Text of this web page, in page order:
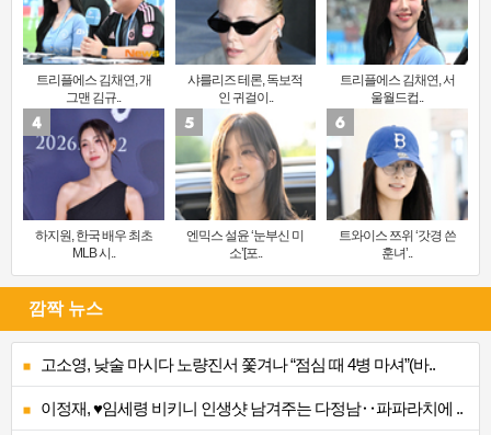
트리플에스 김채연, 개
그맨 김규..
샤를리즈 테론, 독보적
인 귀걸이..
트리플에스 김채연, 서
울월드컵..
하지원, 한국 배우 최초
MLB 시..
엔믹스 설윤 ‘눈부신 미
소’[포..
트와이스 쯔위 ‘갓경 쓴
훈녀’..
깜짝 뉴스
고소영, 낮술 마시다 노량진서 쫓겨나 “점심 때 4병 마셔”(바..
이정재, ♥임세령 비키니 인생샷 남겨주는 다정남‥파파라치에 ..